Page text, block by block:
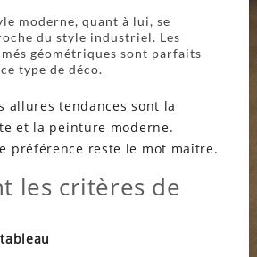
moderne, quant à lui, se
du style industriel. Les
géométriques sont parfaits
type de déco.
allures tendances sont la
et la peinture moderne.
préférence reste le mot maître.
les critères de